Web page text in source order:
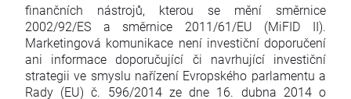
finančních nástrojů, kterou se mění směrnice
2002/92/ES a směrnice 2011/61/EU (MiFID II).
Marketingová komunikace není investiční doporučení
ani informace doporučující či navrhující investiční
strategii ve smyslu nařízení Evropského parlamentu a
Rady (EU) č. 596/2014 ze dne 16. dubna 2014 o